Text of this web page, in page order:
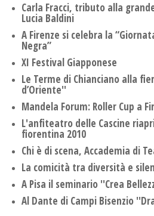
Carla Fracci, tributo alla
Lucia Baldini
A Firenze si celebra la
Negra”
XI Festival Giapponese
Le Terme di Chianciano alla
d’Oriente''
Mandela Forum: Roller Cup a
L'anfiteatro delle Cascine
fiorentina 2010
Chi è di scena, Accademia di
La comicità tra diversità e
A Pisa il seminario ''Crea
Al Dante di Campi Bisenzio